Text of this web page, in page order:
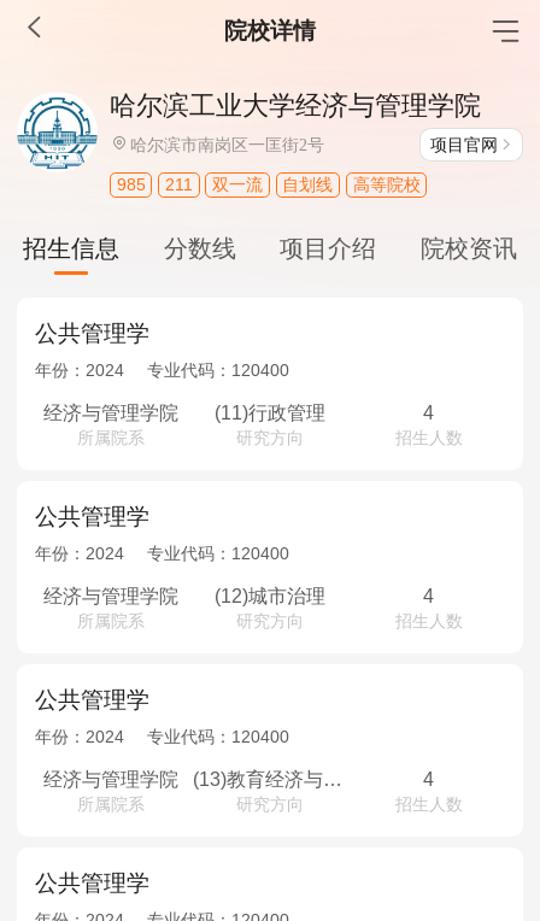
院校详情
MBA工商管理
院校库 考试报名 招生政策 学制学费
报名流程
报考经验 招生简章
MEM工程管理
考试真题
报考经验
院校库 考试报名 招生政策
报名流程
MPAcc会计专硕
院校库 考试报名 招生政策 学制学费
报名流程
考试真题
报考经验 招生简章
MTA旅游管理
院校库 考试报名 招生政策
考试真题
报考经验 招生简章
哈尔滨工业大学经济与管理学院
哈尔滨市南岗区一匡街2号 项目官网
985 211 双一流 自划线 高等院校
招生信息 分数线 项目介绍 院校资讯
公共管理学
年份： 2024 专业代码： 120400
经济与管理学院
所属院系
(11)行政管理
研究方向
4
招生人数
公共管理学
年份： 2024 专业代码： 120400
经济与管理学院
所属院系
(12)城市治理
研究方向
4
招生人数
公共管理学
年份： 2024 专业代码： 120400
经济与管理学院
所属院系
(13)教育经济与管理
研究方向
4
招生人数
公共管理学